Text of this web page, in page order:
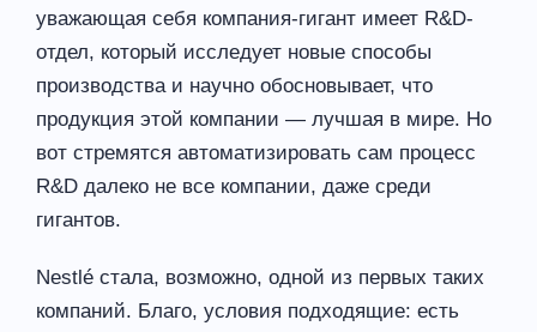
уважающая себя компания-гигант имеет R&D-
отдел, который исследует новые способы
производства и научно обосновывает, что
продукция этой компании — лучшая в мире. Но
вот стремятся автоматизировать сам процесс
R&D далеко не все компании, даже среди
гигантов.
Nestlé стала, возможно, одной из первых таких
компаний. Благо, условия подходящие: есть